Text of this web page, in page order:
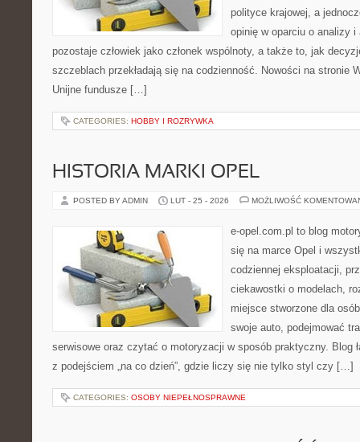
polityce krajowej, a
opinię w oparciu o analizy
pozostaje człowiek jako członek wspólnoty, a także to, jak
szczeblach przekładają się na codzienność. Nowości na stronie
Unijne fundusze […]
CATEGORIES: HOBBY I ROZRYWKA
HISTORIA MARKI OPEL
POSTED BY ADMIN LUT - 25 - 2026 MOŻLIWOŚĆ
e-opel.com.pl to blog
się na marce Opel i
codziennej eksploatacji,
ciekawostki o modelach,
miejsce stworzone dla
swoje auto, podejmować
serwisowe oraz czytać o motoryzacji w sposób praktyczny. Blog
z podejściem „na co dzień”, gdzie liczy się nie tylko styl czy […]
CATEGORIES: OSOBY NIEPEŁNOSPRAWNE